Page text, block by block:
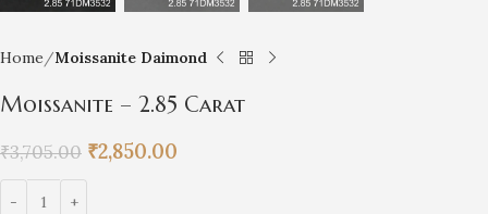
Home Moissanite Daimond
Moissanite – 2.85 Carat
₹3,705.00 ₹2,850.00